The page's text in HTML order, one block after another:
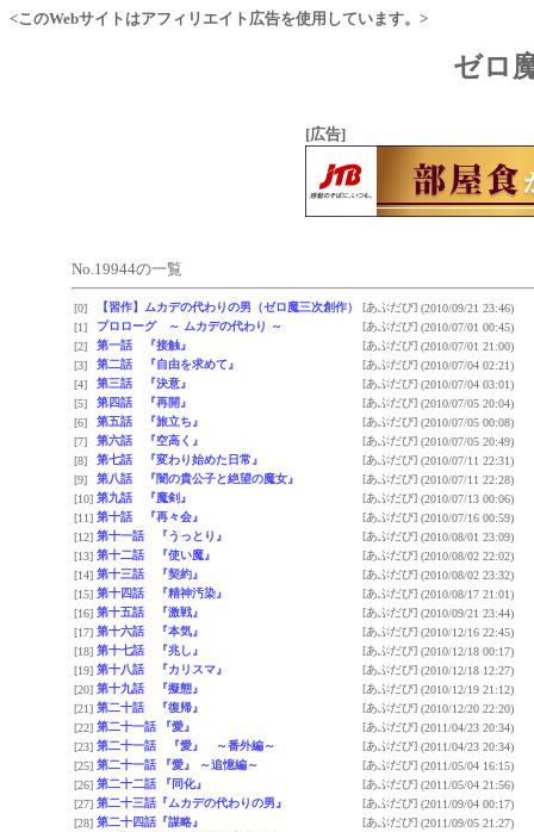
<このWebサイトはアフィリエイト広告を使用しています。>
ゼロ
[広告]
No.19944の一覧
[0] 【習作】ムカデの代わりの男（ゼロ魔三次創作） [あぶだび] (2010/09/21 23:46)
[1]
プロローグ ～ ムカデの代わり ～ [あぶだび] (2010/07/01 00:45)
[2]
第一話 『接触』 [あぶだび] (2010/07/01 21:00)
[3]
第二話 『自由を求めて』 [あぶだび] (2010/07/04 02:21)
[4]
第三話 『決意』 [あぶだび] (2010/07/04 03:01)
[5]
第四話 『再開』 [あぶだび] (2010/07/05 20:04)
[6]
第五話 『旅立ち』 [あぶだび] (2010/07/05 00:08)
[7]
第六話 『空高く』 [あぶだび] (2010/07/05 20:49)
[8]
第七話 『変わり始めた日常』 [あぶだび] (2010/07/11 22:31)
[9]
第八話 『闇の貴公子と絶望の魔女』 [あぶだび] (2010/07/11 22:28)
[10] 第九話 『魔剣』 [あぶだび] (2010/07/13 00:06)
[11] 第十話 『再々会』 [あぶだび] (2010/07/16 00:59)
[12] 第十一話 『うっとり』 [あぶだび] (2010/08/01 23:09)
[13] 第十二話 『使い魔』 [あぶだび] (2010/08/02 22:02)
[14] 第十三話 『契約』 [あぶだび] (2010/08/02 23:32)
[15] 第十四話 『精神汚染』 [あぶだび] (2010/08/17 21:01)
[16] 第十五話 『激戦』 [あぶだび] (2010/09/21 23:44)
[17] 第十六話 『本気』 [あぶだび] (2010/12/16 22:45)
[18] 第十七話 『兆し』 [あぶだび] (2010/12/18 00:17)
[19] 第十八話 『カリスマ』 [あぶだび] (2010/12/18 12:27)
[20] 第十九話 『擬態』 [あぶだび] (2010/12/19 21:12)
[21] 第二十話 『復帰』 [あぶだび] (2010/12/20 22:20)
[22] 第二十一話 『愛』 [あぶだび] (2011/04/23 20:34)
[23] 第二十一話 『愛』 ～番外編～ [あぶだび] (2011/04/23 20:34)
[25] 第二十一話 『愛』 ～追憶編～ [あぶだび] (2011/05/04 16:15)
[26] 第二十二話 『同化』 [あぶだび] (2011/05/04 21:56)
[27] 第二十三話『ムカデの代わりの男』 [あぶだび] (2011/09/04 00:17)
[28] 第二十四話『謀略』 [あぶだび] (2011/09/05 21:27)